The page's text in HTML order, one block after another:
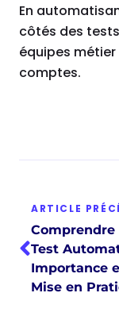
En
côtés des
équipes
comptes.
Comprendre
Test
Importance
Mise en